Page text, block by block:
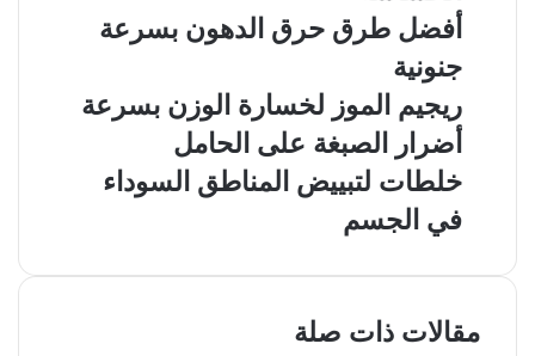
أفضل طرق حرق الدهون بسرعة
جنونية
ريجيم الموز لخسارة الوزن بسرعة
أضرار الصبغة على الحامل
خلطات لتبييض المناطق السوداء
في الجسم
مقالات ذات صلة